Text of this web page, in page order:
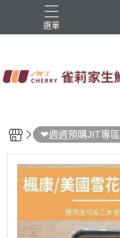
選單
❤週週預購JIT專區